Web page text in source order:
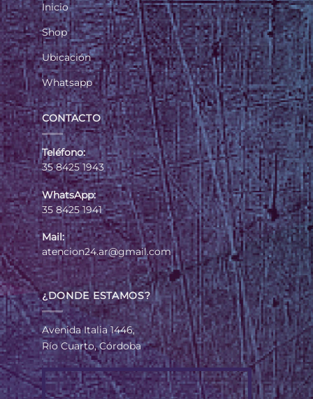
Inicio
Shop
Ubicación
Whatsapp
CONTACTO
Teléfono:
35 8425 1943
WhatsApp:
35 8425 1941
Mail:
atencion24.ar@gmail.com
¿DONDE ESTAMOS?
Avenida Italia 1446,
Río Cuarto, Córdoba